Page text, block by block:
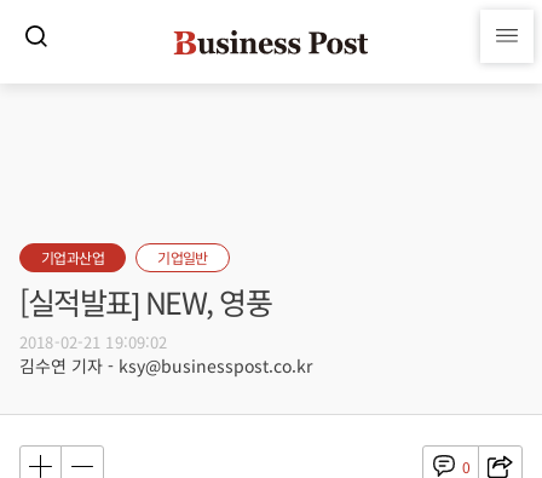
기업과산업 기업일반
[실적발표] NEW, 영풍
2018-02-21 19:09:02
김수연 기자 - ksy@businesspost.co.kr
0